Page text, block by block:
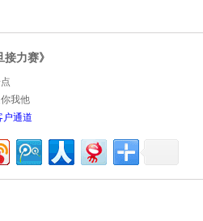
力赛》
我他
户通道